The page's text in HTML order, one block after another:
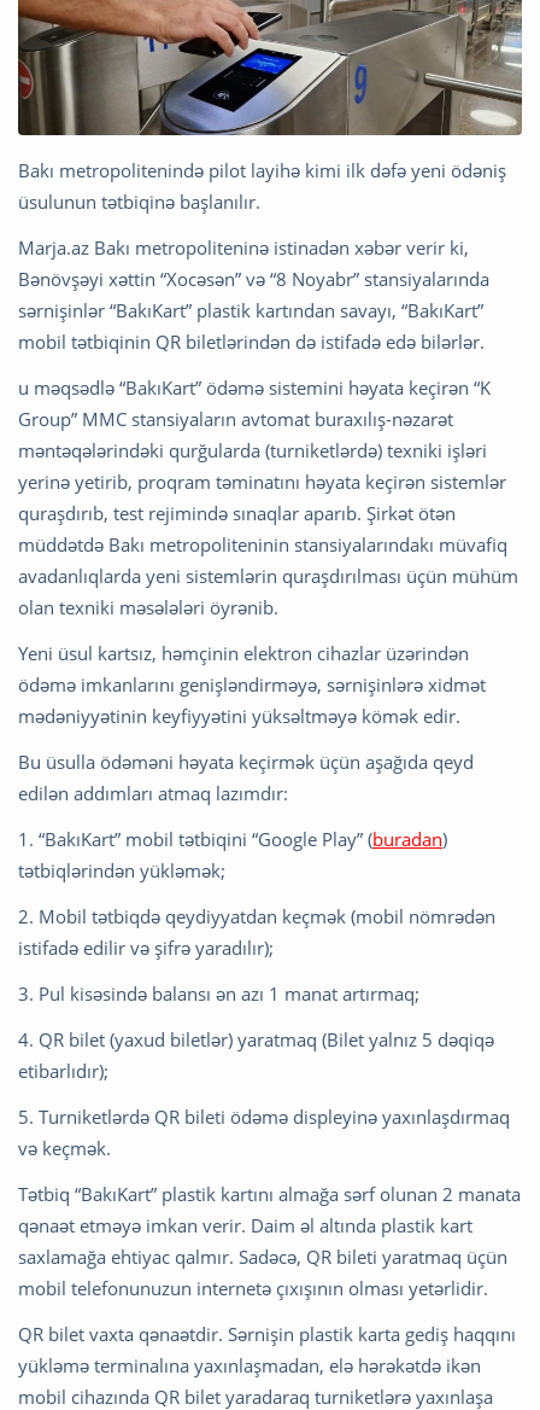
Bakı metropolitenində pilot layihə kimi ilk dəfə yeni ödəniş
üsulunun tətbiqinə başlanılır.
Marja.az Bakı metropoliteninə istinadən xəbər verir ki,
Bənövşəyi xəttin “Xocəsən” və “8 Noyabr” stansiyalarında
sərnişinlər “BakıKart” plastik kartından savayı, “BakıKart”
mobil tətbiqinin QR biletlərindən də istifadə edə bilərlər.
u məqsədlə “BakıKart” ödəmə sistemini həyata keçirən “K
Group” MMC stansiyaların avtomat buraxılış-nəzarət
məntəqələrindəki qurğularda (turniketlərdə) texniki işləri
yerinə yetirib, proqram təminatını həyata keçirən sistemlər
quraşdırıb, test rejimində sınaqlar aparıb. Şirkət ötən
müddətdə Bakı metropoliteninin stansiyalarındakı müvafiq
avadanlıqlarda yeni sistemlərin quraşdırılması üçün mühüm
olan texniki məsələləri öyrənib.
Yeni üsul kartsız, həmçinin elektron cihazlar üzərindən
ödəmə imkanlarını genişləndirməyə, sərnişinlərə xidmət
mədəniyyətinin keyfiyyətini yüksəltməyə kömək edir.
Bu üsulla ödəməni həyata keçirmək üçün aşağıda qeyd
edilən addımları atmaq lazımdır:
1. “BakıKart” mobil tətbiqini “Google Play” (buradan)
tətbiqlərindən yükləmək;
2. Mobil tətbiqdə qeydiyyatdan keçmək (mobil nömrədən
istifadə edilir və şifrə yaradılır);
3. Pul kisəsində balansı ən azı 1 manat artırmaq;
4. QR bilet (yaxud biletlər) yaratmaq (Bilet yalnız 5 dəqiqə
etibarlıdır);
5. Turniketlərdə QR bileti ödəmə displeyinə yaxınlaşdırmaq
və keçmək.
Tətbiq “BakıKart” plastik kartını almağa sərf olunan 2 manata
qənaət etməyə imkan verir. Daim əl altında plastik kart
saxlamağa ehtiyac qalmır. Sadəcə, QR bileti yaratmaq üçün
mobil telefonunuzun internetə çıxışının olması yetərlidir.
QR bilet vaxta qənaətdir. Sərnişin plastik karta gediş haqqını
yükləmə terminalına yaxınlaşmadan, elə hərəkətdə ikən
mobil cihazında QR bilet yaradaraq turniketlərə yaxınlaşa